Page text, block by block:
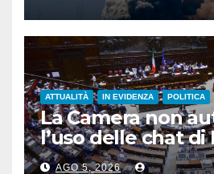
ATTUALITÀ IN EVIDENZA POLITICA
La Camera non
l’uso delle chat
voto a scrutinio
AGO 5, 2026